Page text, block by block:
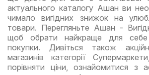
актуального каталогу Ашан ви
чимало вигідних знижок на
товари. Перегляньте Ашан -
щоб обрати найкраще для себе
покупки. Дивіться також
магазинів категорії
порівняти ціни, ознайомитися з